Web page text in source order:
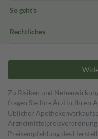
So geht's
Rechtliches
Zu Risiken und
fragen Sie Ihre Ärztin, Ihren
Üblicher
Preisempfehlung des